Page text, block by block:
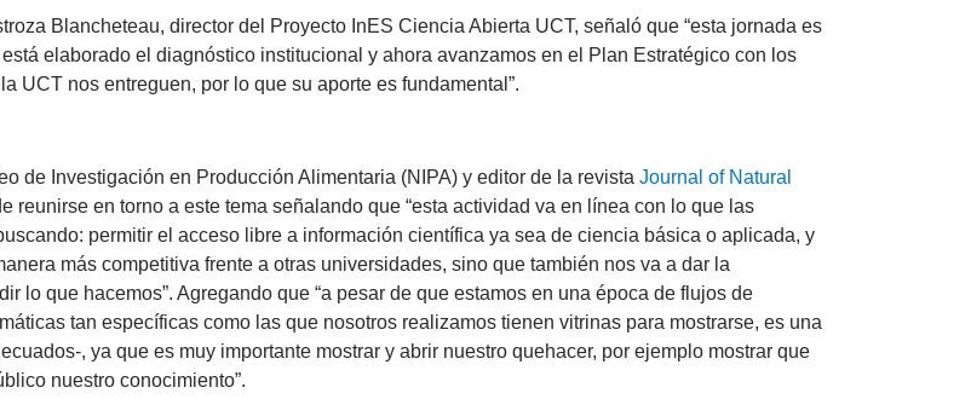
Blancheteau, director del Proyecto InES Ciencia Abierta UCT, señaló que “esta jornada es
elaborado el diagnóstico institucional y ahora avanzamos en el Plan Estratégico con los
UCT nos entreguen, por lo que su aporte es fundamental”.
de Investigación en Producción Alimentaria (NIPA) y editor de la revista Journal of Natural
reunirse en torno a este tema señalando que “esta actividad va en línea con lo que las
permitir el acceso libre a información científica ya sea de ciencia básica o aplicada, y
más competitiva frente a otras universidades, sino que también nos va a dar la
lo que hacemos”. Agregando que “a pesar de que estamos en una época de flujos de
tan específicas como las que nosotros realizamos tienen vitrinas para mostrarse, es una
, ya que es muy importante mostrar y abrir nuestro quehacer, por ejemplo mostrar que
nuestro conocimiento”.